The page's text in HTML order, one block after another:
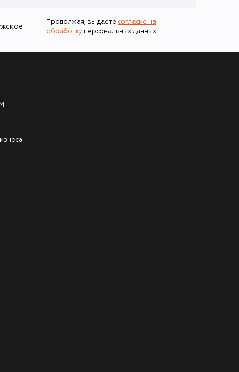
Продолжая, вы даете согласие на
обработку персональных данных